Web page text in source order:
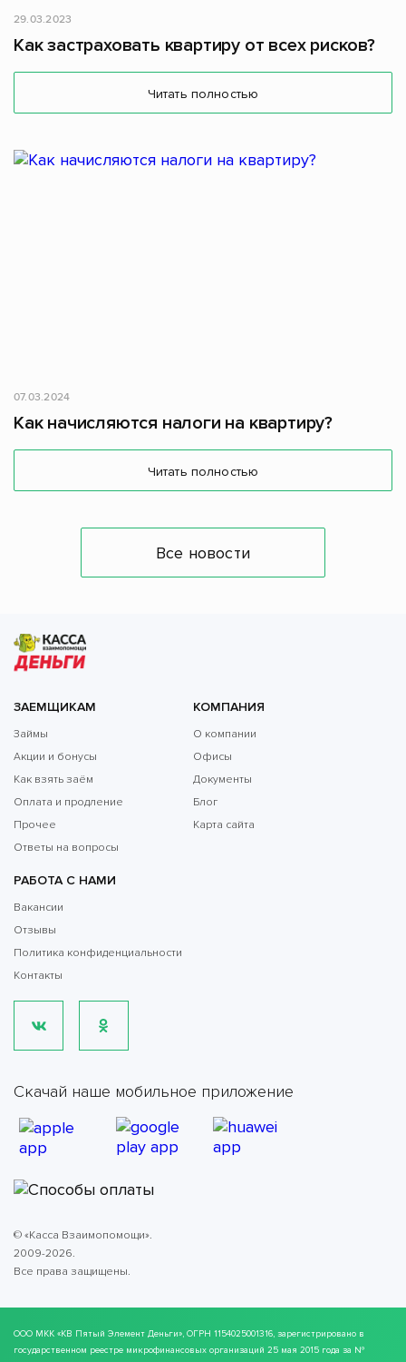
29.03.2023
Как застраховать квартиру от всех рисков?
Читать полностью
07.03.2024
Как начисляются налоги на квартиру?
Читать полностью
Все новости
ЗАЕМЩИКАМ
Займы
Акции и бонусы
Как взять заём
Оплата и продление
Прочее
Ответы на вопросы
КОМПАНИЯ
О компании
Офисы
Документы
Блог
Карта сайта
РАБОТА С НАМИ
Вакансии
Отзывы
Политика конфиденциальности
Контакты
Скачай наше мобильное приложение
© «Касса Взаимопомощи».
2009-2026.
Все права защищены.
ООО МКК «КВ Пятый Элемент Деньги», ОГРН 1154025001316, зарегистрировано в
государственном реестре микрофинансовых организаций 25 мая 2015 года за №